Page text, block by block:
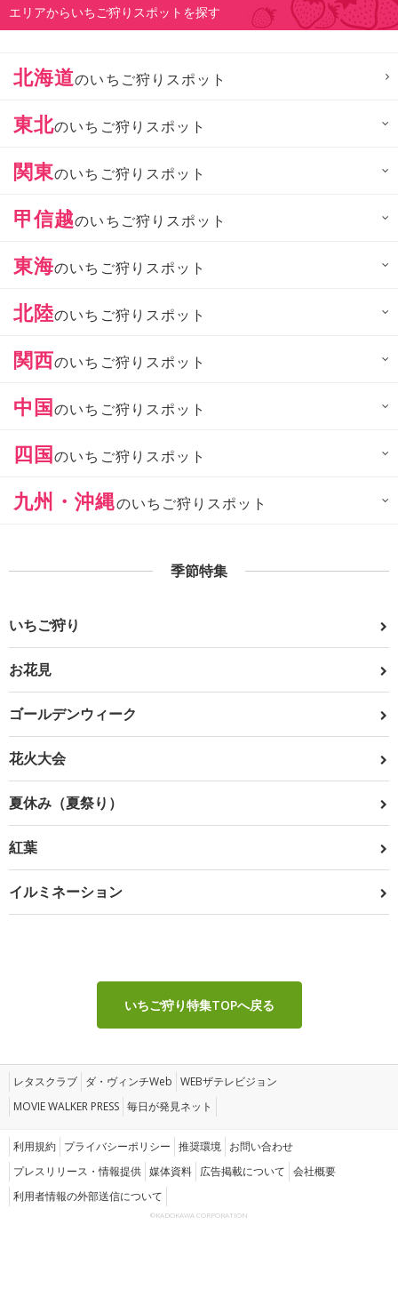
エリアからいちご狩りスポットを探す
北海道のいちご狩りスポット
東北のいちご狩りスポット
関東のいちご狩りスポット
甲信越のいちご狩りスポット
東海のいちご狩りスポット
北陸のいちご狩りスポット
関西のいちご狩りスポット
中国のいちご狩りスポット
四国のいちご狩りスポット
九州・沖縄のいちご狩りスポット
季節特集
いちご狩り
お花見
ゴールデンウィーク
花火大会
夏休み（夏祭り）
紅葉
イルミネーション
いちご狩り特集TOPへ戻る
レタスクラブ ダ・ヴィンチWeb WEBザテレビジョン
MOVIE WALKER PRESS 毎日が発見ネット
利用規約 プライバシーポリシー 推奨環境 お問い合わせ
プレスリリース・情報提供 媒体資料 広告掲載について 会社概要
利用者情報の外部送信について
©KADOKAWA CORPORATION